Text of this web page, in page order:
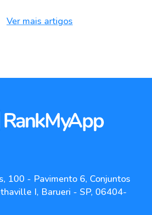
Ver mais artigos
100 - Pavimento 6, Conjuntos
I, Barueri - SP, 06404-